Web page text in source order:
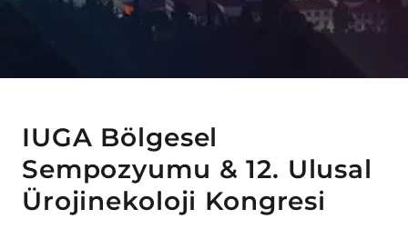
IUGA Bölgesel
Sempozyumu & 12. Ulusal
Ürojinekoloji Kongresi